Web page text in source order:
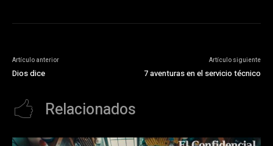
Artículo anterior
Dios dice
Artículo siguiente
7 aventuras en el servicio técnico
Relacionados